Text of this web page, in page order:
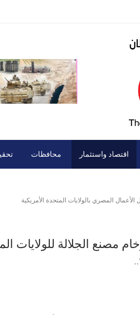
اقتصاد واستثمار محافظات
المصري بالولايات المتحدة الأمريكية
مصنع الجلالة للولايات